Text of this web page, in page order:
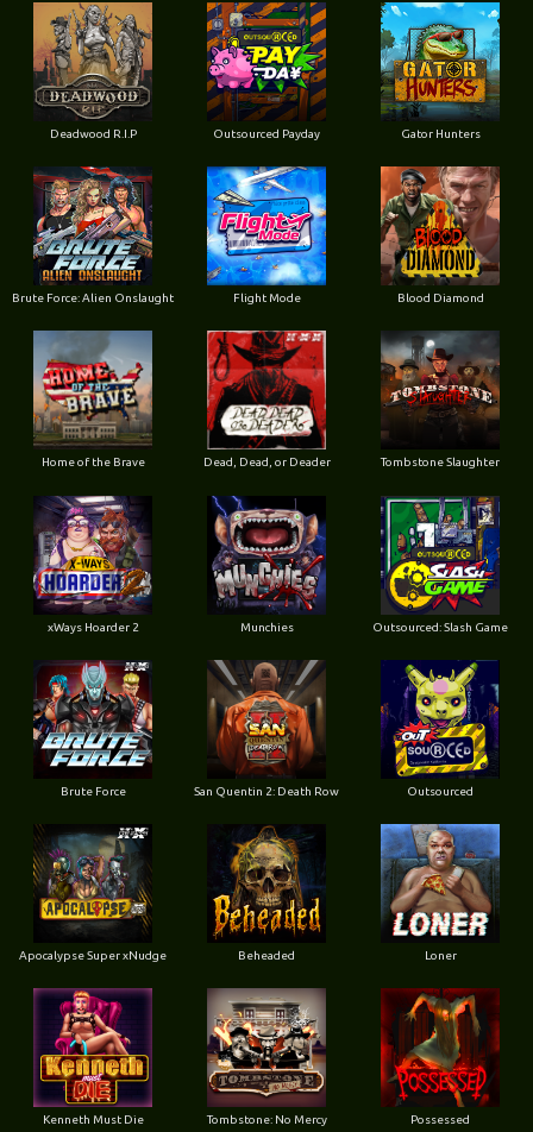
Deadwood R.I.P Outsourced Payday Gator Hunters
Brute Force: Alien Onslaught Flight Mode Blood Diamond
Home of the Brave Dead, Dead, or Deader Tombstone Slaughter
xWays Hoarder 2 Munchies Outsourced: Slash Game
Brute Force San Quentin 2: Death Row Outsourced
Apocalypse Super xNudge Beheaded Loner
Kenneth Must Die Tombstone: No Mercy Possessed